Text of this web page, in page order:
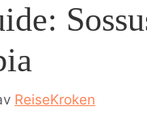
ReiseKroken